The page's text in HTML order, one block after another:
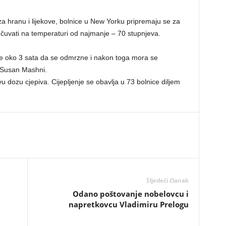
hranu i lijekove, bolnice u New Yorku pripremaju se za
na temperaturi od najmanje – 70 stupnjeva.
oko 3 sata da se odmrzne i nakon toga mora se
Mashni.
dozu cjepiva. Cijepljenje se obavlja u 73 bolnice diljem
Sljedeći članak
Odano poštovanje nobelovcu i
napretkovcu Vladimiru Prelogu